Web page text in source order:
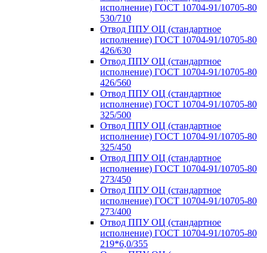
исполнение) ГОСТ 10704-91/10705-80
530/710
Отвод ППУ ОЦ (стандартное
исполнение) ГОСТ 10704-91/10705-80
426/630
Отвод ППУ ОЦ (стандартное
исполнение) ГОСТ 10704-91/10705-80
426/560
Отвод ППУ ОЦ (стандартное
исполнение) ГОСТ 10704-91/10705-80
325/500
Отвод ППУ ОЦ (стандартное
исполнение) ГОСТ 10704-91/10705-80
325/450
Отвод ППУ ОЦ (стандартное
исполнение) ГОСТ 10704-91/10705-80
273/450
Отвод ППУ ОЦ (стандартное
исполнение) ГОСТ 10704-91/10705-80
273/400
Отвод ППУ ОЦ (стандартное
исполнение) ГОСТ 10704-91/10705-80
219*6,0/355